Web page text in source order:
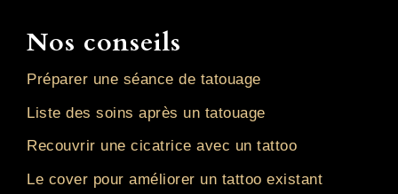
Nos conseils
Préparer une séance de tatouage
Liste des soins après un tatouage
Recouvrir une cicatrice avec un tattoo
Le cover pour améliorer un tattoo existant